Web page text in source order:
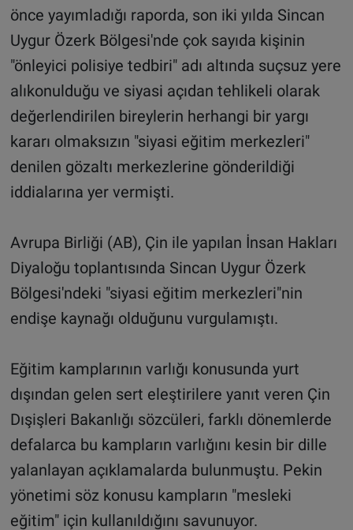
önce yayımladığı raporda, son iki yılda Sincan
Uygur Özerk Bölgesi'nde çok sayıda kişinin
"önleyici polisiye tedbiri" adı altında suçsuz yere
alıkonulduğu ve siyasi açıdan tehlikeli olarak
değerlendirilen bireylerin herhangi bir yargı
kararı olmaksızın "siyasi eğitim merkezleri"
denilen gözaltı merkezlerine gönderildiği
iddialarına yer vermişti.​
Avrupa Birliği (AB), Çin ile yapılan İnsan Hakları
Diyaloğu toplantısında Sincan Uygur Özerk
Bölgesi'ndeki "siyasi eğitim merkezleri"nin
endişe kaynağı olduğunu vurgulamıştı.​
Eğitim kamplarının varlığı konusunda yurt
dışından gelen sert eleştirilere yanıt veren Çin
Dışişleri Bakanlığı sözcüleri, farklı dönemlerde
defalarca bu kampların varlığını kesin bir dille
yalanlayan açıklamalarda bulunmuştu. Pekin
yönetimi söz konusu kampların "mesleki
eğitim" için kullanıldığını savunuyor.